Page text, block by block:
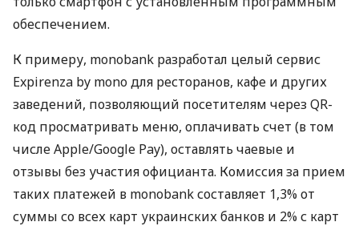
обеспечением.
К примеру, monobank разработал целый сервис
Expirenza by mono для ресторанов, кафе и других
заведений, позволяющий посетителям через QR-
код просматривать меню, оплачивать счет (в том
числе Apple/Google Pay), оставлять чаевые и
отзывы без участия официанта. Комиссия за прием
таких платежей в monobank составляет 1,3% от
суммы со всех карт украинских банков и 2% с карт